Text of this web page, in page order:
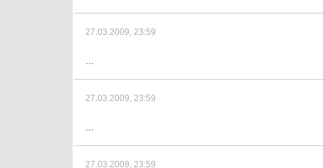
27.03.2009, 23:59
27.03.2009, 23:59
27.03.2009, 23:59